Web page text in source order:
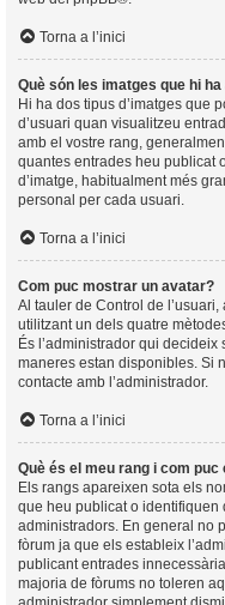
Torna a l’inici
Què són les imatges que hi
Hi ha dos tipus d’imatges que
d’usuari quan visualitzeu
amb el vostre rang,
quantes entrades heu publicat
d’imatge, habitualment més
personal per cada usuari.
Torna a l’inici
Com puc mostrar un avatar?
Al tauler de Control de
utilitzant un dels quatre
És l’administrador qui
maneres estan disponibles. Si
contacte amb l’administrador.
Torna a l’inici
Què és el meu rang i com puc
Els rangs apareixen sota els
que heu publicat o identifiquen
administradors. En general no
fòrum ja que els estableix
publicant entrades
majoria de fòrums no toleren